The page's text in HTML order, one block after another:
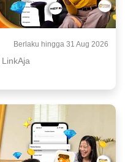
Berlaku hingga 31 Aug 2026